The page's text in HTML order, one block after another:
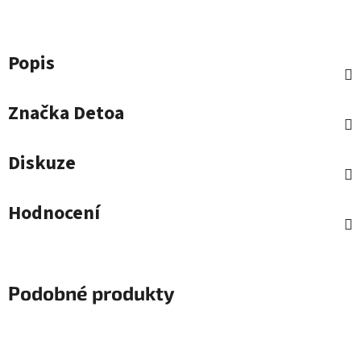
Popis
Značka Detoa
Diskuze
Hodnocení
Podobné produkty